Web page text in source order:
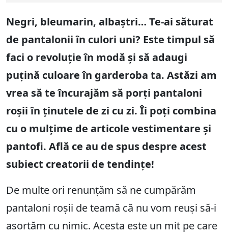
Negri, bleumarin, albaștri… Te-ai săturat
de pantalonii în culori uni? Este timpul să
faci o revoluție în modă și să adaugi
puțină culoare în garderoba ta. Astăzi am
vrea să te încurajăm să porți pantaloni
roșii în ținutele de zi cu zi. Îi poți combina
cu o mulțime de articole vestimentare și
pantofi. Află ce au de spus despre acest
subiect creatorii de tendințe!
De multe ori renunțăm să ne cumpărăm
pantaloni roșii de teamă că nu vom reuși să-i
asortăm cu nimic. Acesta este un mit pe care